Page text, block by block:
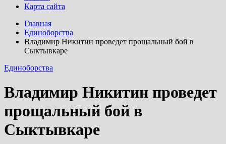
Карта сайта
Главная
Единоборства
Владимир Никитин проведет прощальный бой в
Сыктывкаре
Единоборства
Владимир Никитин проведет
прощальный бой в
Сыктывкаре